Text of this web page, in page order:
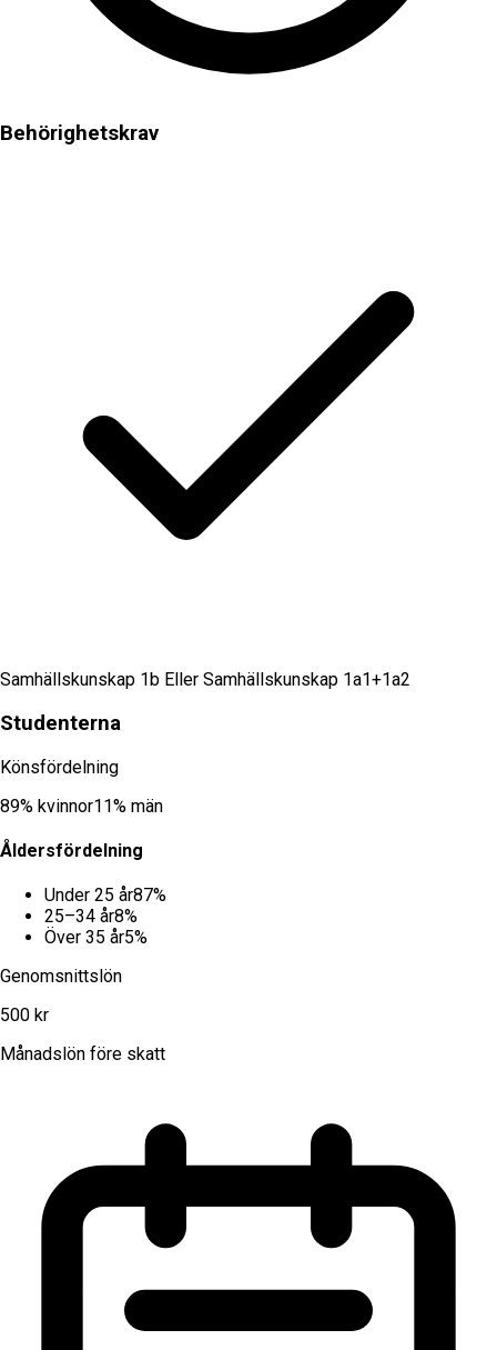
Behörighetskrav
Samhällskunskap 1b Eller Samhällskunskap 1a1+1a2
Studenterna
Könsfördelning
89% kvinnor11% män
Åldersfördelning
Under 25 år87%
25–34 år8%
Över 35 år5%
Genomsnittslön
500 kr
Månadslön före skatt